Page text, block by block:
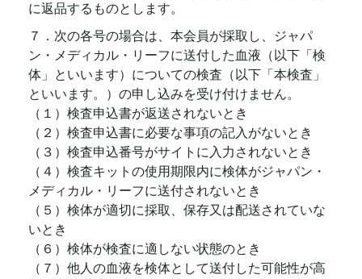
に返品するものとします。
７．次の各号の場合は、本会員が採取し、ジャパ
ン・メディカル・リーフに送付した血液（以下「検
体」といいます）についての検査（以下「本検査」
といいます。）の申し込みを受け付けません。
（１）検査申込書が返送されないとき
（２）検査申込書に必要な事項の記入がないとき
（３）検査申込番号がサイトに入力されないとき
（４）検査キットの使用期限内に検体がジャパン・
メディカル・リーフに送付されないとき
（５）検体が適切に採取、保存又は配送されていな
いとき
（６）検体が検査に適しない状態のとき
（７）他人の血液を検体として送付した可能性が高